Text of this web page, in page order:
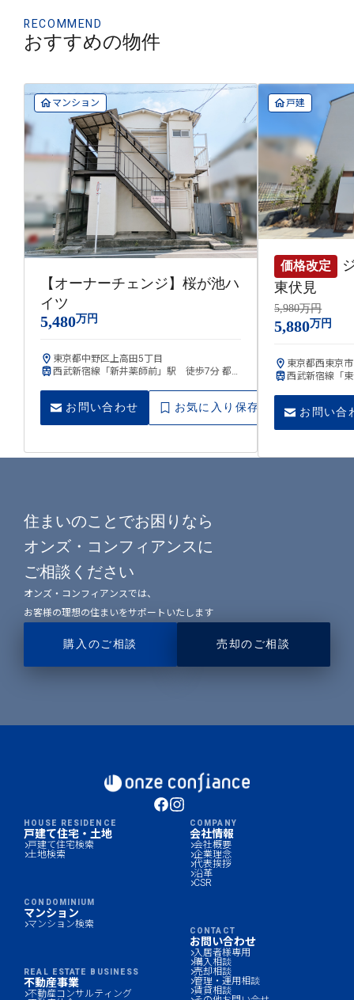
RECOMMEND
おすすめの物件
マンション
【オーナーチェンジ】桜が池ハ
イツ
5,480万円
東京都中野区上高田5丁目
西武新宿線「新井薬師前」駅 徒歩7分 都営
お問い合わせ お気に入り保存
戸建
価格改定
東伏見
5,980万円
5,880万円
東京都西東京
西武新宿線「
お問い合
住まいのことでお困りなら
オンズ・コンフィアンスに
ご相談ください
オンズ・コンフィアンスでは、
お客様の理想の住まいをサポートいたします
購入のご相談 売却のご相談
HOUSE RESIDENCE
戸建て住宅・土地
戸建て住宅検索
土地検索
CONDOMINIUM
マンション
マンション検索
REAL ESTATE BUSINESS
不動産事業
不動産コンサルティング
COMPANY
会社情報
会社概要
企業理念
代表挨拶
沿革
CSR
CONTACT
お問い合わせ
入居者様専用
購入相談
売却相談
管理・運用相談
賃貸相談